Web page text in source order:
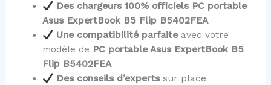
Des chargeurs 100% officiels PC portable
Asus ExpertBook B5 Flip B5402FEA
Une compatibilité parfaiteavec votre
modèle de PC portable Asus ExpertBook B5
Flip B5402FEA
Des conseils d’expertssur place